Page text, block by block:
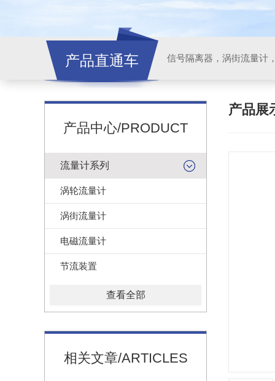
产品直通车 信号隔离器，涡街流量计
产品中心/PRODUCT
流量计系列
涡轮流量计
涡街流量计
电磁流量计
节流装置
查看全部
相关文章/ARTICLES
产品展